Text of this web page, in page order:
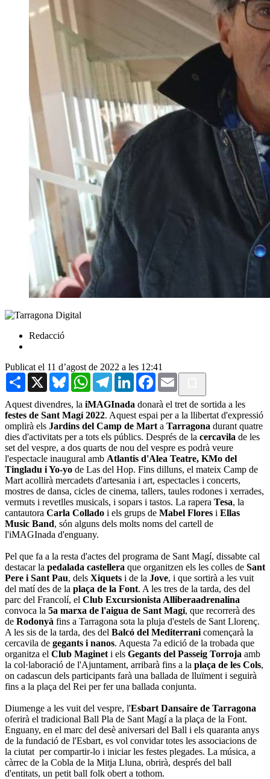
Redacció
Publicat el 11 d’agost de 2022 a les 12:41
Share X BlueskyWhatsAppTelegramLinkedInFacebook
Email
Aquest divendres, la iMAGInada donarà el tret de sortida a les
festes de Sant Magí 2022. Aquest espai per a la llibertat d'expressió
omplirà els Jardins del Camp de Mart a Tarragona durant quatre
dies d'activitats per a tots els públics. Després de la cercavila de les
set del vespre, a dos quarts de nou del vespre es podrà veure
l'espectacle inaugural amb Atlantis d'Alea Teatre, KMo del
Tingladu i Yo-yo de Las del Hop. Fins dilluns, el mateix Camp de
Mart acollirà mercadets d'artesania i art, espectacles i concerts,
mostres de dansa, cicles de cinema, tallers, taules rodones i xerrades,
vermuts i revetlles musicals, i sopars i tastos. La rapera Tesa, la
cantautora Carla Collado i els grups de Mabel Flores i Ellas
Music Band, són alguns dels molts noms del cartell de
l'iMAGInada d'enguany.
Pel que fa a la resta d'actes del programa de Sant Magí, dissabte cal
destacar la pedalada castellera que organitzen els les colles de Sant
Pere i Sant Pau, dels Xiquets i de la Jove, i que sortirà a les vuit
del matí des de la plaça de la Font. A les tres de la tarda, des del
parc del Francolí, el Club Excursionista Alliberaadrenalina
convoca la 5a marxa de l'aigua de Sant Magí, que recorrerà des
de Rodonyà fins a Tarragona sota la pluja d'estels de Sant Llorenç.
A les sis de la tarda, des del Balcó del Mediterrani començarà la
cercavila de gegants i nanos. Aquesta 7a edició de la trobada que
organitza el Club Maginet i els Gegants del Passeig Torroja amb
la col·laboració de l'Ajuntament, arribarà fins a la plaça de les Cols,
on cadascun dels participants farà una ballada de lluïment i seguirà
fins a la plaça del Rei per fer una ballada conjunta.
Diumenge a les vuit del vespre, l'Esbart Dansaire de Tarragona
oferirà el tradicional Ball Pla de Sant Magí a la plaça de la Font.
Enguany, en el marc del desè aniversari del Ball i els quaranta anys
de la fundació de l'Esbart, es vol convidar totes les associacions de
la ciutat per compartir-lo i iniciar les festes plegades. La música, a
càrrec de la Cobla de la Mitja Lluna, obrirà, després del ball
d'entitats, un petit ball folk obert a tothom.